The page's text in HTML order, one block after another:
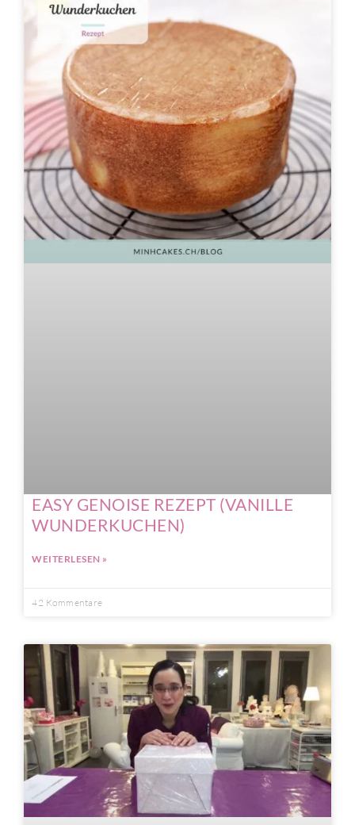
EASY GENOISE REZEPT (VANILLE
WUNDERKUCHEN)
WEITERLESEN »
42 Kommentare